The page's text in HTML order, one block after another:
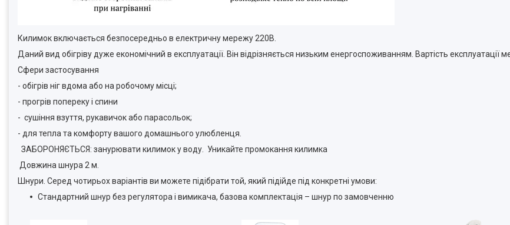
Килимок включається безпосередньо в електричну мережу 220В.
Даний вид обігріву дуже економічний в експлуатації. Він відрізняється низьким енергоспоживанням. Вартість
Сфери застосування
- обігрів ніг вдома або на робочому місці;
- прогрів попереку і спини
- сушіння взуття, рукавичок або парасольок;
- для тепла та комфорту вашого домашнього улюбленця.
ЗАБОРОНЯЄТЬСЯ: занурювати килимок у воду. Уникайте промокання килимка
Довжина шнура 2 м.
Шнури. Серед чотирьох варіантів ви можете підібрати той, який підійде під конкретні умови:
Стандартний шнур без регулятора і вимикача, базова комплектація – шнур по замовченню